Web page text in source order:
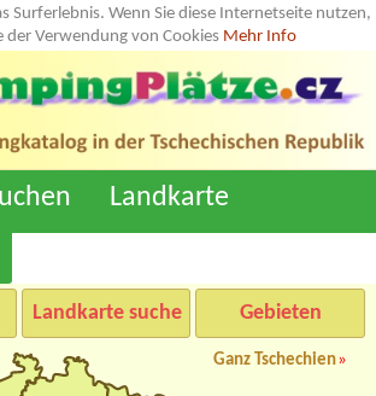
Surferlebnis. Wenn Sie diese Internetseite nutzen,
der Verwendung von Cookies Mehr Info
Landkarte
Landkarte suche Gebieten
Ganz Tschechien»